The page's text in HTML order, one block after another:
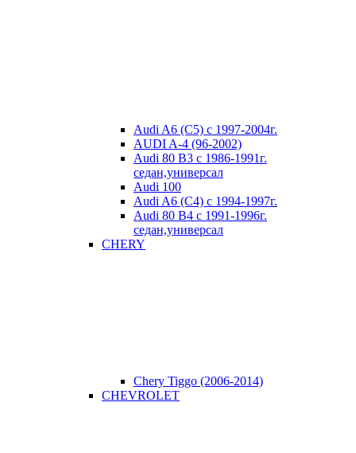
Audi A6 (C5) с 1997-2004г.
AUDI A-4 (96-2002)
Audi 80 В3 с 1986-1991г.
седан,универсал
Audi 100
Audi A6 (C4) с 1994-1997г.
Audi 80 В4 с 1991-1996г.
седан,универсал
CHERY
Chery Tiggo (2006-2014)
CHEVROLET